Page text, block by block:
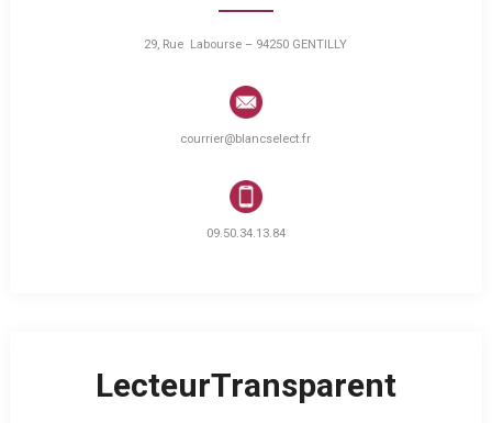
29, Rue Labourse – 94250 GENTILLY
courrier@blancselect.fr
09.50.34.13.84
LecteurTransparent